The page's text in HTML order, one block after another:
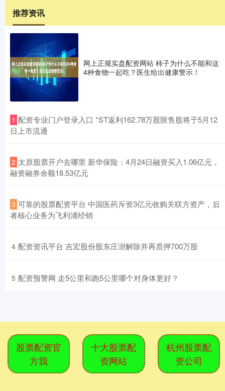
推荐资讯
网上正规实盘配资网站 柿子为什么不能和这
4种食物一起吃？医生给出健康警示！
1 ​配资专业门户登录入口 *ST返利162.78万股限售股将于5月12
日上市流通
2 ​太原股票开户去哪里 新华保险：4月24日融资买入1.06亿元，
融资融券余额18.53亿元
3 ​可靠的股票配资平台 中国医药斥资3亿元收购关联方资产，后
者核心业务为飞利浦经销
4 ​配资资讯平台 吉宏股份股东庄澍解除并再质押700万股
5 ​配资预警网 走5公里和跑5公里哪个对身体更好？
股票配资官
方我
十大股票配
资网站
杭州股票配
资公司